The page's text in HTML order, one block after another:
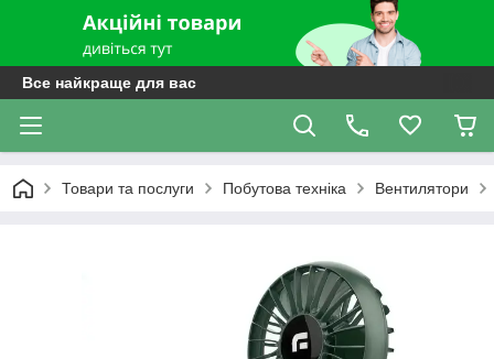
Все найкраще для вас
Товари та послуги Побутова техніка Вентилятори